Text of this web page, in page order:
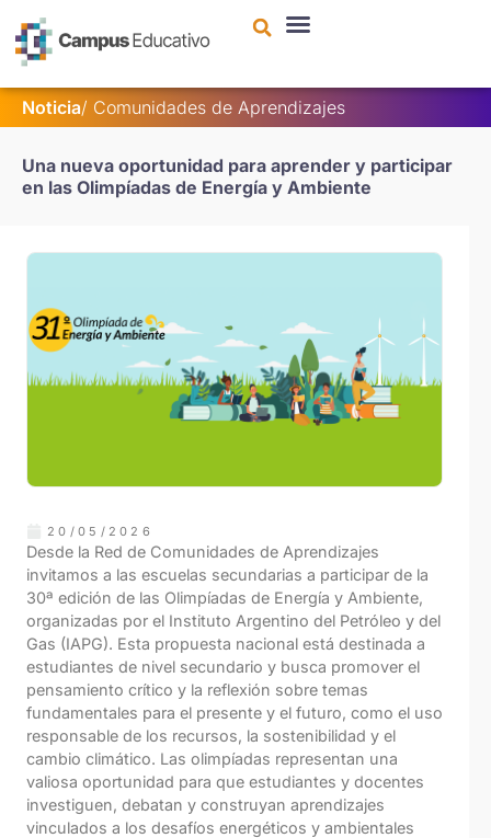
Noticia/ Comunidades de Aprendizajes
Una nueva oportunidad para aprender y participar
en las Olimpíadas de Energía y Ambiente
20/05/2026
Desde la Red de Comunidades de Aprendizajes
invitamos a las escuelas secundarias a participar de la
30ª edición de las Olimpíadas de Energía y Ambiente,
organizadas por el Instituto Argentino del Petróleo y del
Gas (IAPG). Esta propuesta nacional está destinada a
estudiantes de nivel secundario y busca promover el
pensamiento crítico y la reflexión sobre temas
fundamentales para el presente y el futuro, como el uso
responsable de los recursos, la sostenibilidad y el
cambio climático. Las olimpíadas representan una
valiosa oportunidad para que estudiantes y docentes
investiguen, debatan y construyan aprendizajes
vinculados a los desafíos energéticos y ambientales